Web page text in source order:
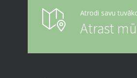
Atrodi savu
Atrast